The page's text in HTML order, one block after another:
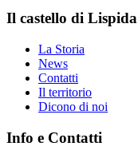
Il castello di Lispida
La Storia
News
Contatti
Il territorio
Dicono di noi
Info e Contatti